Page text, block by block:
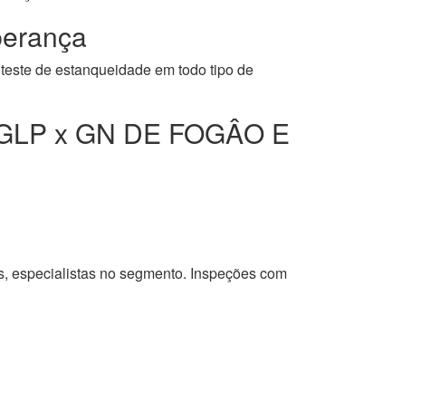
de estanqueidade em todo tipo de
x GN DE FOGÂO E
especialistas no segmento. Inspeções com